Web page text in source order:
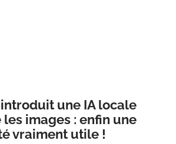
une IA locale
images : enfin une
vraiment utile !